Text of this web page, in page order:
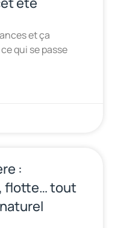
et ça
qui se passe
:
flotte… tout